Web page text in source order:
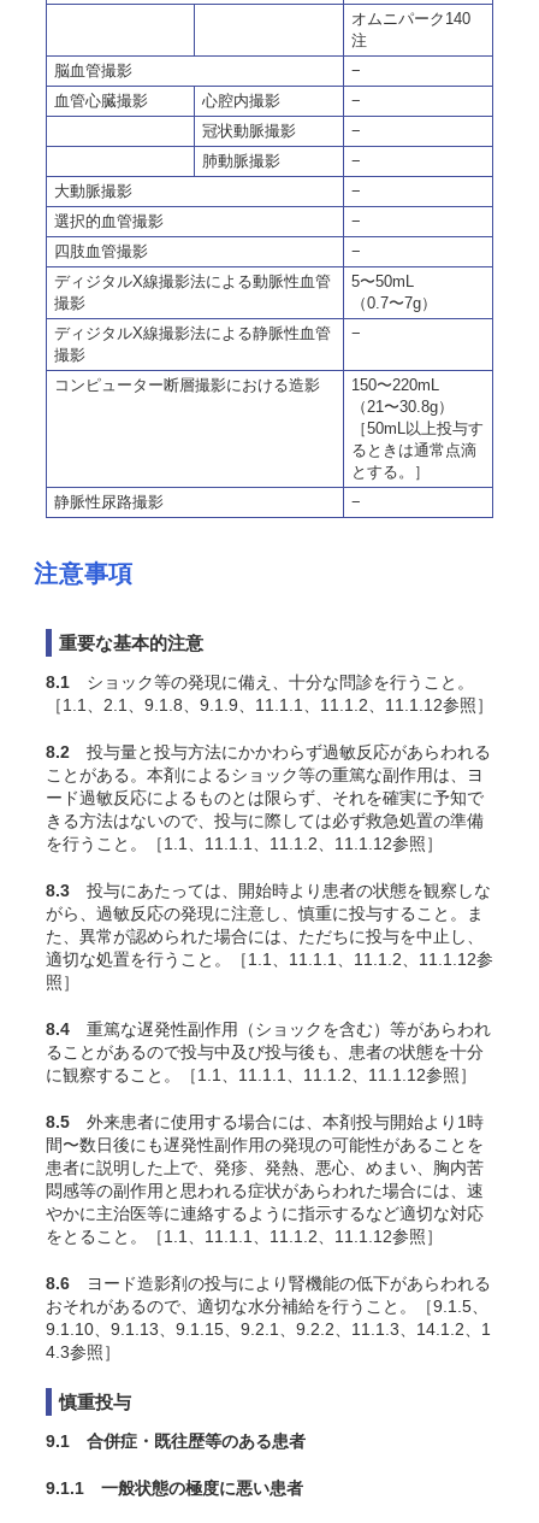
オムニパーク140
注
脳血管撮影
−
血管心臓撮影
心腔内撮影
−
冠状動脈撮影
−
肺動脈撮影
−
大動脈撮影
−
選択的血管撮影
−
四肢血管撮影
−
ディジタルX線撮影法による動脈性血管
撮影
5〜50mL
（0.7〜7g）
ディジタルX線撮影法による静脈性血管
撮影
−
コンピューター断層撮影における造影
150〜220mL
（21〜30.8g）
［50mL以上投与す
るときは通常点滴
とする。］
静脈性尿路撮影
−
注意事項
重要な基本的注意
8.1 ショック等の発現に備え、十分な問診を行うこと。
［1.1、2.1、9.1.8、9.1.9、11.1.1、11.1.2、11.1.12参照］
8.2 投与量と投与方法にかかわらず過敏反応があらわれる
ことがある。本剤によるショック等の重篤な副作用は、ヨ
ード過敏反応によるものとは限らず、それを確実に予知で
きる方法はないので、投与に際しては必ず救急処置の準備
を行うこと。［1.1、11.1.1、11.1.2、11.1.12参照］
8.3 投与にあたっては、開始時より患者の状態を観察しな
がら、過敏反応の発現に注意し、慎重に投与すること。ま
た、異常が認められた場合には、ただちに投与を中止し、
適切な処置を行うこと。［1.1、11.1.1、11.1.2、11.1.12参
照］
8.4 重篤な遅発性副作用（ショックを含む）等があらわれ
ることがあるので投与中及び投与後も、患者の状態を十分
に観察すること。［1.1、11.1.1、11.1.2、11.1.12参照］
8.5 外来患者に使用する場合には、本剤投与開始より1時
間〜数日後にも遅発性副作用の発現の可能性があることを
患者に説明した上で、発疹、発熱、悪心、めまい、胸内苦
悶感等の副作用と思われる症状があらわれた場合には、速
やかに主治医等に連絡するように指示するなど適切な対応
をとること。［1.1、11.1.1、11.1.2、11.1.12参照］
8.6 ヨード造影剤の投与により腎機能の低下があらわれる
おそれがあるので、適切な水分補給を行うこと。［9.1.5、
9.1.10、9.1.13、9.1.15、9.2.1、9.2.2、11.1.3、14.1.2、1
4.3参照］
慎重投与
9.1 合併症・既往歴等のある患者
9.1.1 一般状態の極度に悪い患者